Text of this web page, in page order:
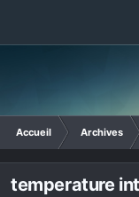
Accueil Archives
temperature